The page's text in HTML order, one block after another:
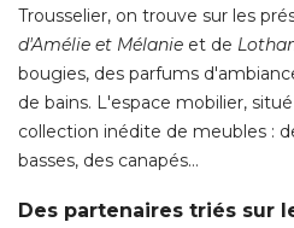
Trousselier, on trouve sur les
d'Amélie et Mélanie et de
bougies, des parfums
de bains. L'espace mobilier,
collection inédite de meubles :
basses, des canapés…
Des partenaires triés sur